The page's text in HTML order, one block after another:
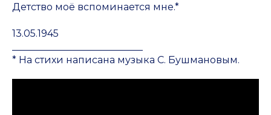
Детство моё вспоминается мне.*
13.05.1945
* На стихи написана музыка С. Бушмановым.